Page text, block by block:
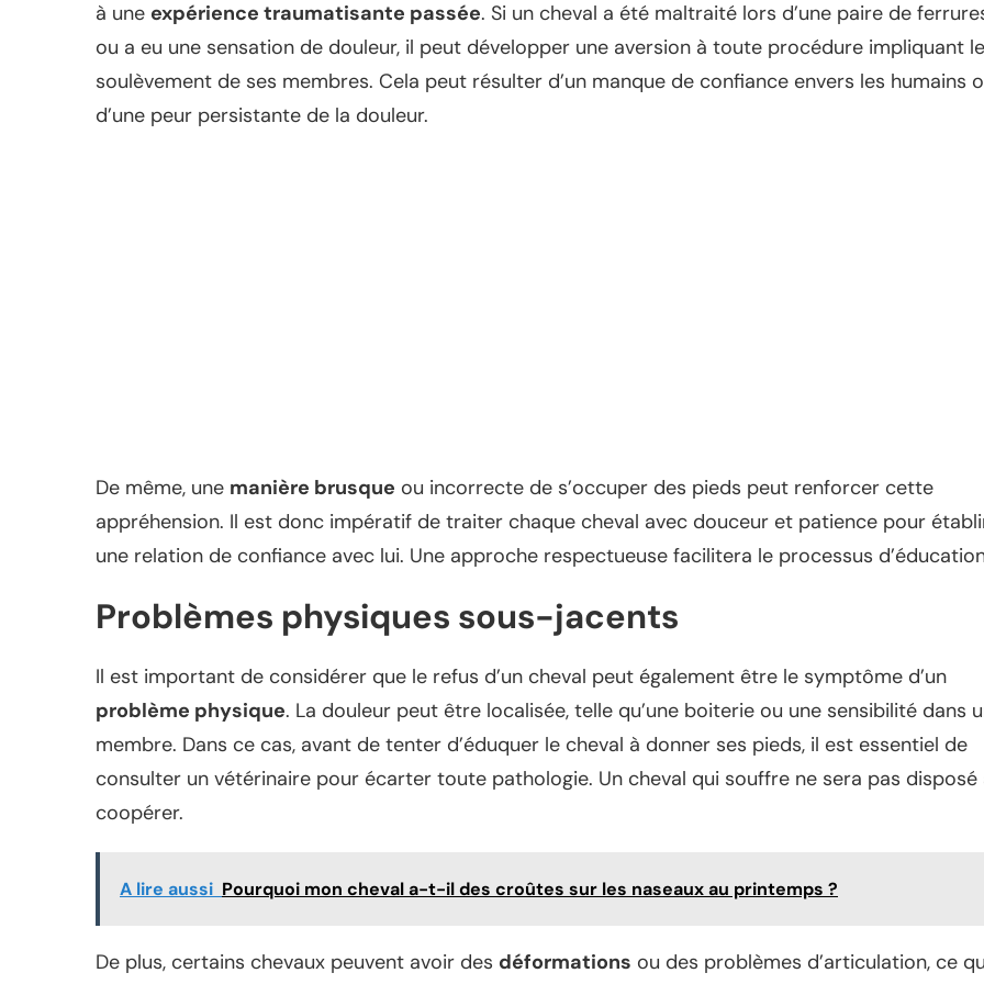
à une expérience traumatisante passée. Si un cheval a été maltraité lors d’une paire de
ou a eu une sensation de douleur, il peut développer une aversion à toute procédure impliquant le
soulèvement de ses membres. Cela peut résulter d’un manque de confiance envers les humains
d’une peur persistante de la douleur.
De même, une manière brusque ou incorrecte de s’occuper des pieds peut renforcer cette
appréhension. Il est donc impératif de traiter chaque cheval avec douceur et patience pour
une relation de confiance avec lui. Une approche respectueuse facilitera le processus
Problèmes physiques sous-jacents
Il est important de considérer que le refus d’un cheval peut également être le symptôme d’un
problème physique. La douleur peut être localisée, telle qu’une boiterie ou une sensibilité dans
membre. Dans ce cas, avant de tenter d’éduquer le cheval à donner ses pieds, il est essentiel de
consulter un vétérinaire pour écarter toute pathologie. Un cheval qui souffre ne sera pas disposé
coopérer.
A lire aussi Pourquoi mon cheval a-t-il des croûtes sur les naseaux au printemps ?
De plus, certains chevaux peuvent avoir des déformations ou des problèmes d’articulation, ce